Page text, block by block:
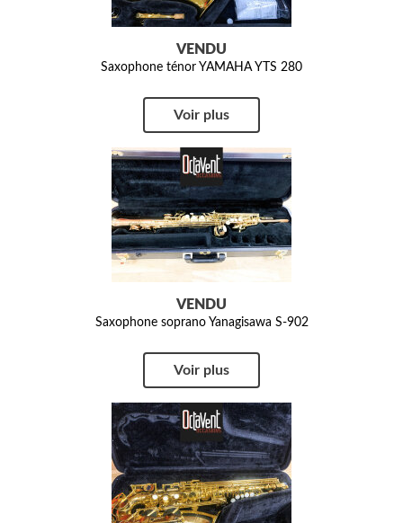
VENDU
Saxophone ténor YAMAHA YTS 280
Voir plus
VENDU
Saxophone soprano Yanagisawa S-902
Voir plus